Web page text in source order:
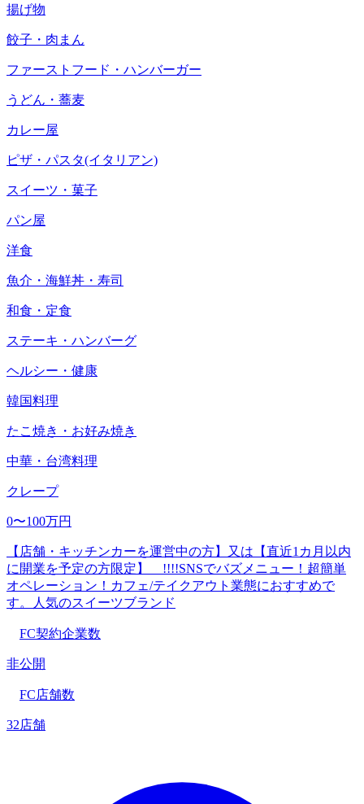
揚げ物
餃子・肉まん
ファーストフード・ハンバーガー
うどん・蕎麦
カレー屋
ピザ・パスタ(イタリアン)
スイーツ・菓子
パン屋
洋食
魚介・海鮮丼・寿司
和食・定食
ステーキ・ハンバーグ
ヘルシー・健康
韓国料理
たこ焼き・お好み焼き
中華・台湾料理
クレープ
0〜100万円
【店舗・キッチンカーを運営中の方】又は【直近1カ月以内
に開業を予定の方限定】 !!!!SNSでバズメニュー！超簡単
オペレーション！カフェ/テイクアウト業態におすすめで
す。人気のスイーツブランド
FC契約企業数
非公開
FC店舗数
32店舗